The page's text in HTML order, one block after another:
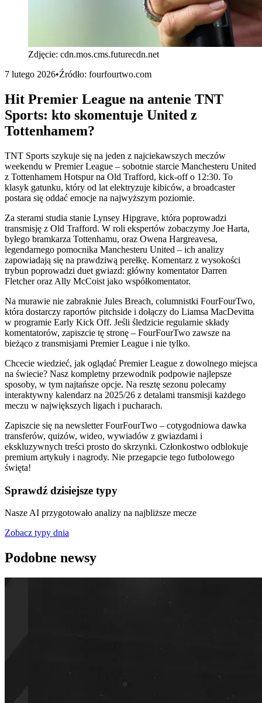
Zdjęcie: cdn.mos.cms.futurecdn.net
7 lutego 2026•Źródło: fourfourtwo.com
Hit Premier League na antenie TNT
Sports: kto skomentuje United z
Tottenhamem?
TNT Sports szykuje się na jeden z najciekawszych meczów
weekendu w Premier League – sobotnie starcie Manchesteru United
z Tottenhamem Hotspur na Old Trafford, kick-off o 12:30. To
klasyk gatunku, który od lat elektryzuje kibiców, a broadcaster
postara się oddać emocje na najwyższym poziomie.
Za sterami studia stanie Lynsey Hipgrave, która poprowadzi
transmisję z Old Trafford. W roli ekspertów zobaczymy Joe Harta,
byłego bramkarza Tottenhamu, oraz Owena Hargreavesa,
legendarnego pomocnika Manchesteru United – ich analizy
zapowiadają się na prawdziwą perełkę. Komentarz z wysokości
trybun poprowadzi duet gwiazd: główny komentator Darren
Fletcher oraz Ally McCoist jako współkomentator.
Na murawie nie zabraknie Jules Breach, columnistki FourFourTwo,
która dostarczy raportów pitchside i dołączy do Liamsa MacDevitta
w programie Early Kick Off. Jeśli śledzicie regularnie składy
komentatorów, zapiszcie tę stronę – FourFourTwo zawsze na
bieżąco z transmisjami Premier League i nie tylko.
Chcecie wiedzieć, jak oglądać Premier League z dowolnego miejsca
na świecie? Nasz kompletny przewodnik podpowie najlepsze
sposoby, w tym najtańsze opcje. Na resztę sezonu polecamy
interaktywny kalendarz na 2025/26 z detalami transmisji każdego
meczu w największych ligach i pucharach.
Zapiszcie się na newsletter FourFourTwo – cotygodniowa dawka
transferów, quizów, wideo, wywiadów z gwiazdami i
ekskluzywnych treści prosto do skrzynki. Członkostwo odblokuje
premium artykuły i nagrody. Nie przegapcie tego futbolowego
święta!
Sprawdź dzisiejsze typy
Nasze AI przygotowało analizy na najbliższe mecze
Zobacz typy dnia
Podobne newsy